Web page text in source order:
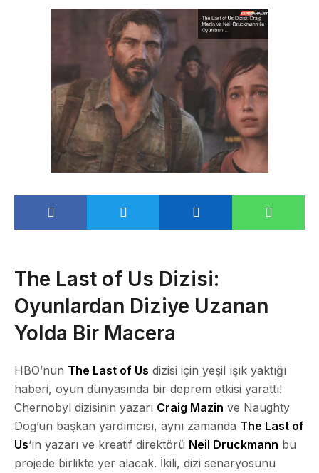
The Last of Us Dizisi:
Oyunlardan Diziye Uzanan
Yolda Bir Macera
HBO’nun The Last of Us dizisi için yeşil ışık yaktığı
haberi, oyun dünyasında bir deprem etkisi yarattı!
Chernobyl dizisinin yazarı Craig Mazin ve Naughty
Dog’un başkan yardımcısı, aynı zamanda The Last of
Us‘ın yazarı ve kreatif direktörü Neil Druckmann bu
projede birlikte yer alacak. İkili, dizi senaryosunu